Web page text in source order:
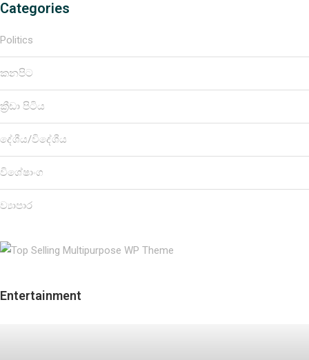
Categories
Politics
කනපිට
ක්‍රීඩා පිටිය
දේශීය/විදේශීය
විශේෂාංග
ව්‍යාපාර
Entertainment